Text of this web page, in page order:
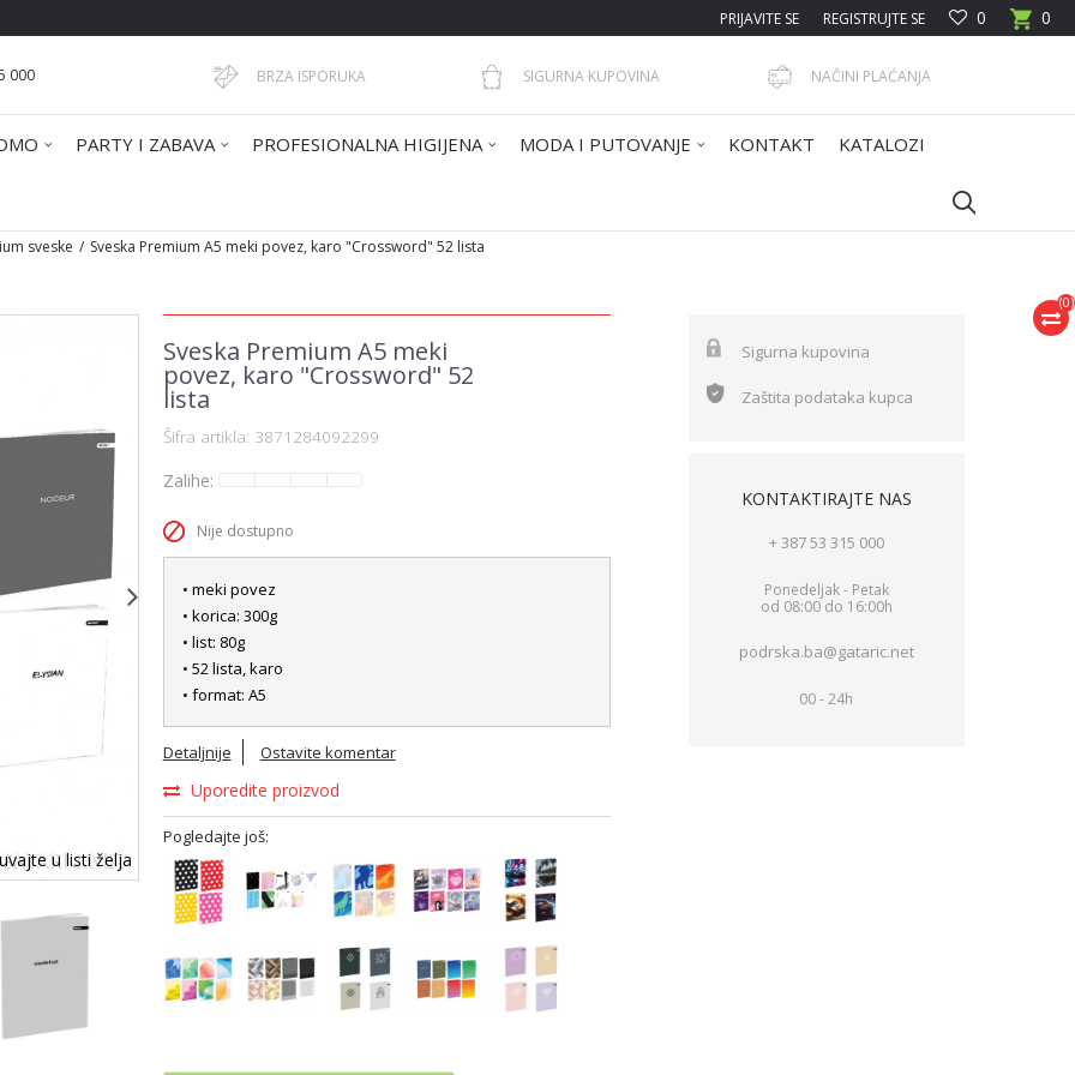
0
0
PRIJAVITE SE REGISTRUJTE SE
000 BRZA ISPORUKA SIGURNA KUPOVINA NAČINI PLAĆANJA
PARTY I ZABAVA PROFESIONALNA HIGIJENA MODA I PUTOVANJE KONTAKT KATALOZI
(0)
sveske Sveska Premium A5 meki povez, karo "Crossword" 52 lista
u listi želja
Sveska Premium A5 meki
povez, karo "Crossword" 52
lista
Šifra artikla: 3871284092299
Zalihe:
Nije dostupno
• meki povez
• korica: 300g
• list: 80g
• 52 lista, karo
• format: A5
Detaljnije Ostavite komentar
Uporedite proizvod
Pogledajte još:
Sigurna kupovina
Zaštita podataka kupca
KONTAKTIRAJTE NAS
+ 387 53 315 000
Ponedeljak - Petak
od 08:00 do 16:00h
podrska.ba@gataric.net
00 - 24h